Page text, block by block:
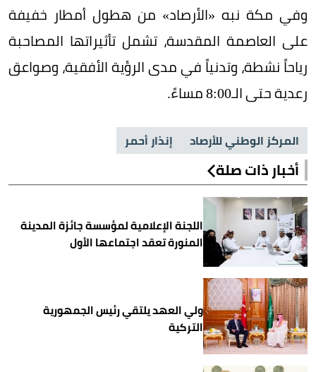
وفي مكة نبه «الأرصاد» من هطول أمطار خفيفة
على العاصمة المقدسة، تشمل تأثيراتها المصاحبة
رياحاً نشطة، وتدنياً في مدى الرؤية الأفقية، وصواعق
رعدية حتى الـ8:00 مساءً.
المركز الوطني للأرصاد إنذار أحمر
أخبار ذات صلة
اللجنة الإعلامية لمؤسسة جائزة المدينة
المنورة تعقد اجتماعها الأول
ولي العهد يلتقي رئيس الجمهورية
التركية